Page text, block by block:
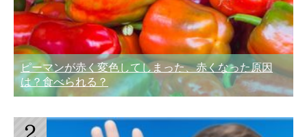
ピーマンが赤く変色してしまった、赤くなった原因
は？食べられる？